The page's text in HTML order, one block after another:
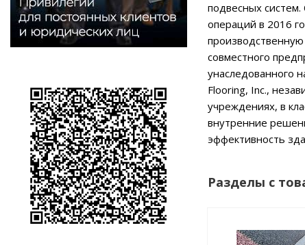
подвесных
операций в 2016
совместного
унаследованного
Flooring, Inc.,
учреждениях, в
внутренние
эффективность
Разделы с